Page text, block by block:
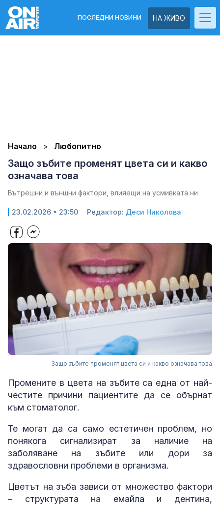
НА ЖИВО
ПОСЛЕДНИ НОВИНИ
Начало Любопитно
Защо зъбите променят цвета си и какво
означава това
Вътрешни и външни фактори, влияещи на усмивката ни
23.02.2026 • 23:50 Редактор: Деси Николова
Защо зъбите променят цвета си и какво означава това
Промените в цвета на зъбите са една от най-
честите причини пациентите да се обърнат
към стоматолог.
Те могат да са само естетичен проблем, но
понякога сигнализират за наличие на
заболяване на зъбите или дори за
здравословни проблеми в организма.
Цветът на зъба зависи от множество фактори
– структурата на емайла и дентина,